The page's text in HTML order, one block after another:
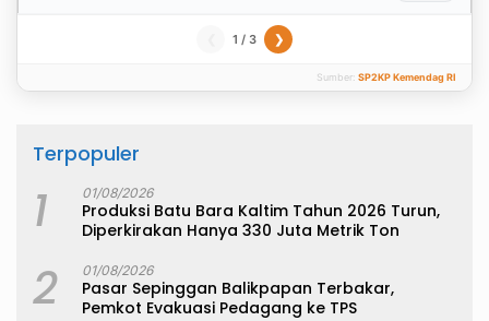
1 / 3 ❯
Sumber: SP2KP Kemendag RI
Terpopuler
1 01/08/2026
Produksi Batu Bara Kaltim Tahun 2026 Turun,
Diperkirakan Hanya 330 Juta Metrik Ton
2 01/08/2026
Pasar Sepinggan Balikpapan Terbakar,
Pemkot Evakuasi Pedagang ke TPS